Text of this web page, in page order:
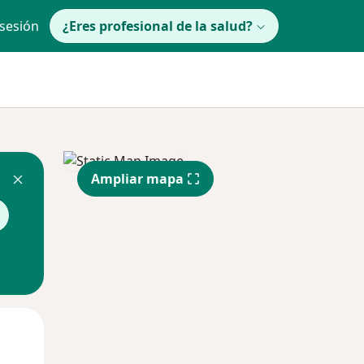
¿Eres profesional de la salud?
Ampliar mapa